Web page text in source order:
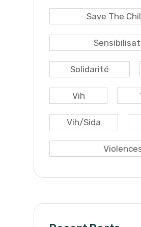
Save The
Solidarité
Vih
Vih/sida